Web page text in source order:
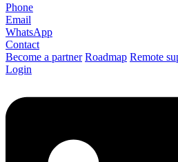
Phone
Email
WhatsApp
Contact
Become a partner Roadmap Remote
Login